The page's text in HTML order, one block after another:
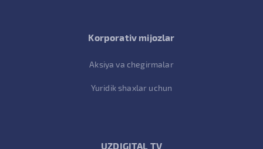
Korporativ mijozlar
Aksiya va chegirmalar
Yuridik shaxlar uchun
UZDIGITAL TV